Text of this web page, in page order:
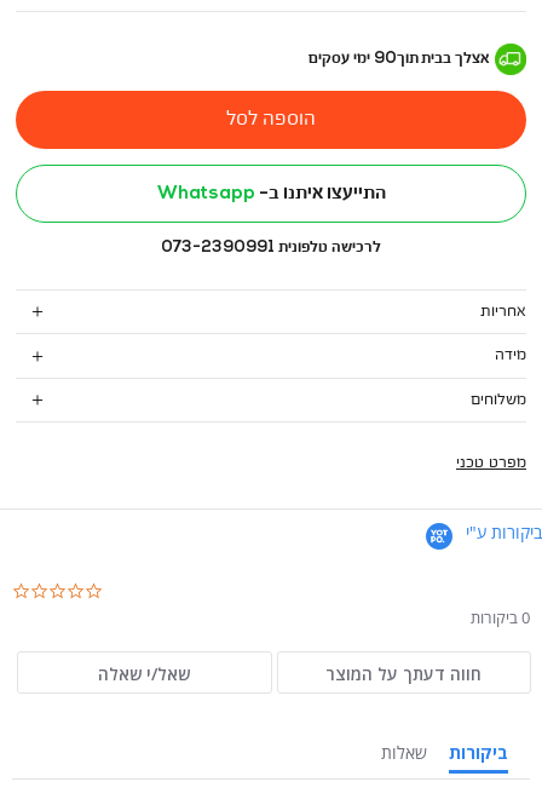
אצלך בביתתוך90 ימי עסקים
הוספה לסל
התייעצו איתנו ב- Whatsapp
לרכישה טלפונית 073-2390991
אחריות
מידה
משלוחים
מפרט טכני
ביקורות ע"י
0 ביקורות
חווה דעתך על המוצר שאל/י שאלה
ביקורות שאלות